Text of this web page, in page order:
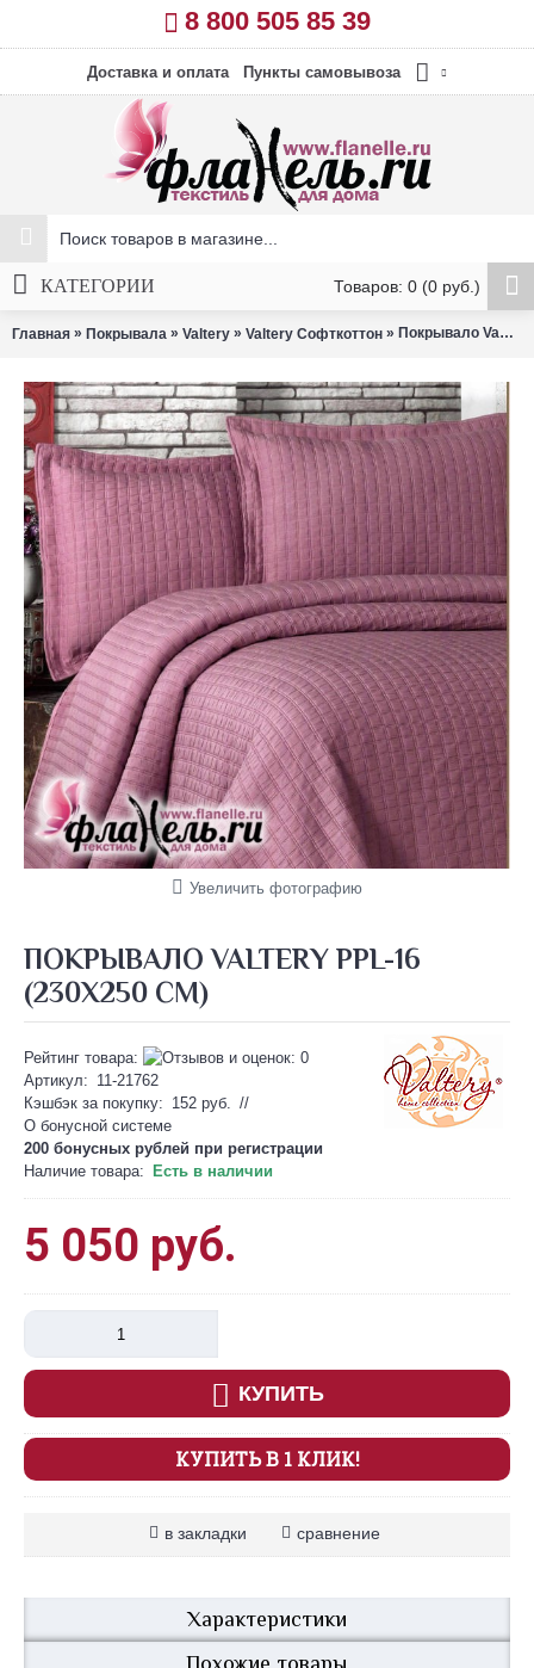
8 800 505 85 39
Доставка и оплата Пункты самовывоза
Товаров: 0 (0 руб.)
КАТЕГОРИИ
Главная » Покрывала » Valtery » Valtery Софткоттон » Покрывало Valtery PPL-16 (230х250 см)
Увеличить фотографию
ПОКРЫВАЛО VALTERY PPL-16
(230Х250 СМ)
Рейтинг товара:
Артикул: 11-21762
Кэшбэк за покупку: 152 руб. //
О бонусной системе
200 бонусных рублей при регистрации
Наличие товара:
Есть в наличии
5 050 руб.
КУПИТЬ
КУПИТЬ В 1 КЛИК!
в закладки сравнение
Характеристики
Похожие товары